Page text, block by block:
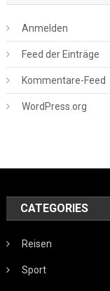
Anmelden
Feed der Einträge
Kommentare-Feed
WordPress.org
CATEGORIES
Reisen
Sport